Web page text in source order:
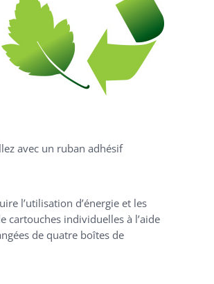
avec un ruban adhésif
l’utilisation d’énergie et les
cartouches individuelles à l’aide
de quatre boîtes de